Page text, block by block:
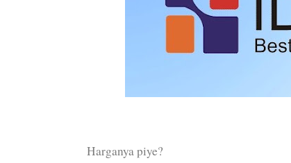
Harganya piye?